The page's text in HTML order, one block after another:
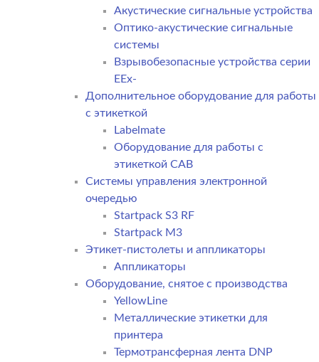
Акустические сигнальные устройства
Оптико-акустические сигнальные
системы
Взрывобезопасные устройства серии
EEx-
Дополнительное оборудование для работы
с этикеткой
Labelmate
Оборудование для работы с
этикеткой CAB
Системы управления электронной
очередью
Startpack S3 RF
Startpack M3
Этикет-пистолеты и аппликаторы
Аппликаторы
Оборудование, снятое с производства
YellowLine
Металлические этикетки для
принтера
Термотрансферная лента DNP